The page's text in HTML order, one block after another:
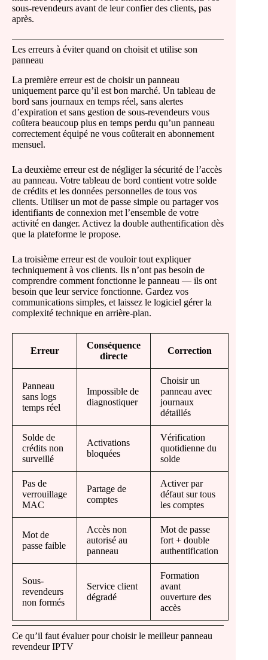
sous-revendeurs avant de leur confier des clients, pas
après.
Les erreurs à éviter quand on choisit et utilise son
panneau
La première erreur est de choisir un panneau
uniquement parce qu’il est bon marché. Un tableau de
bord sans journaux en temps réel, sans alertes
d’expiration et sans gestion de sous-revendeurs vous
coûtera beaucoup plus en temps perdu qu’un panneau
correctement équipé ne vous coûterait en abonnement
mensuel.
La deuxième erreur est de négliger la sécurité de l’accès
au panneau. Votre tableau de bord contient votre solde
de crédits et les données personnelles de tous vos
clients. Utiliser un mot de passe simple ou partager vos
identifiants de connexion met l’ensemble de votre
activité en danger. Activez la double authentification dès
que la plateforme le propose.
La troisième erreur est de vouloir tout expliquer
techniquement à vos clients. Ils n’ont pas besoin de
comprendre comment fonctionne le panneau — ils ont
besoin que leur service fonctionne. Gardez vos
communications simples, et laissez le logiciel gérer la
complexité technique en arrière-plan.
Erreur
Conséquence
directe
Correction
Panneau
sans logs
temps réel
Impossible de
diagnostiquer
Choisir un
panneau avec
journaux
détaillés
Solde de
crédits non
surveillé
Activations
bloquées
Vérification
quotidienne du
solde
Pas de
verrouillage
MAC
Partage de
comptes
Activer par
défaut sur tous
les comptes
Mot de
passe faible
Accès non
autorisé au
panneau
Mot de passe
fort + double
authentification
Sous-
revendeurs
non formés
Service client
dégradé
Formation
avant
ouverture des
accès
Ce qu’il faut évaluer pour choisir le meilleur panneau
revendeur IPTV